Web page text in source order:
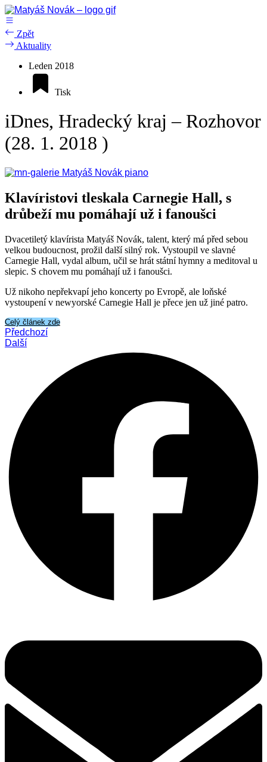
Přejít
k
obsahu
Zpět
Aktuality
Leden 2018
Tisk
iDnes, Hradecký kraj – Rozhovor
(28. 1. 2018 )
Klavíristovi tleskala Carnegie Hall, s
drůbeží mu pomáhají už i fanoušci
Dvacetiletý klavírista Matyáš Novák, talent, který má před sebou
velkou budoucnost, prožil další silný rok. Vystoupil ve slavné
Carnegie Hall, vydal album, učil se hrát státní hymny a meditoval u
slepic. S chovem mu pomáhají už i fanoušci.
Už nikoho nepřekvapí jeho koncerty po Evropě, ale loňské
vystoupení v newyorské Carnegie Hall je přece jen už jiné patro.
Celý článek zde
Předchozí
Další